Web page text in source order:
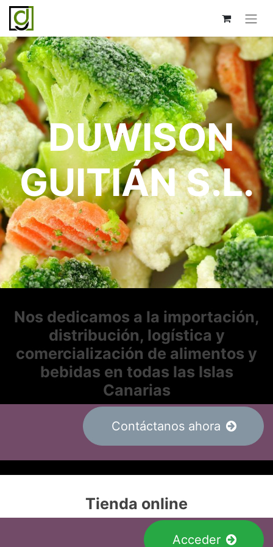
DUWISON
GUITIÁN S.L.
Nos dedicamos a la importación,
distribución, logística y
comercialización de alimentos y
bebidas en todas las Islas
Canarias
Contáctanos ahora
Tienda online
Acceder